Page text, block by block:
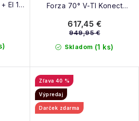
El 10
Forza 70° V-TI Konect
B80 24/25
Skladom (1 ks)
617,45 €
949,95 €
40 %
Výpredaj
Darček zdarma